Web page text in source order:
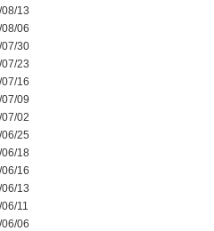
13
06
30
23
16
09
02
25
18
16
13
11
06